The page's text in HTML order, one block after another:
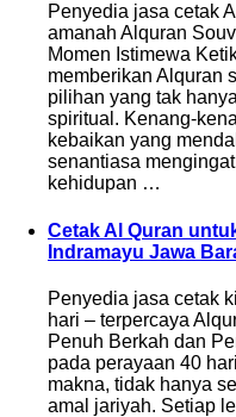
Penyedia jasa cetak
amanah Alquran
Momen Istimewa
memberikan Alquran
pilihan yang tak
spiritual. Kenang-
kebaikan yang
senantiasa
kehidupan …
Cetak Al Quran
Indramayu Jawa
Penyedia jasa cetak
hari – terpercaya
Penuh Berkah dan
pada perayaan 40
makna, tidak hanya
amal jariyah. Setiap